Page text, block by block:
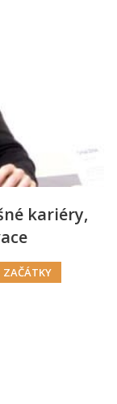
kariéry,
ZAČÁTKY